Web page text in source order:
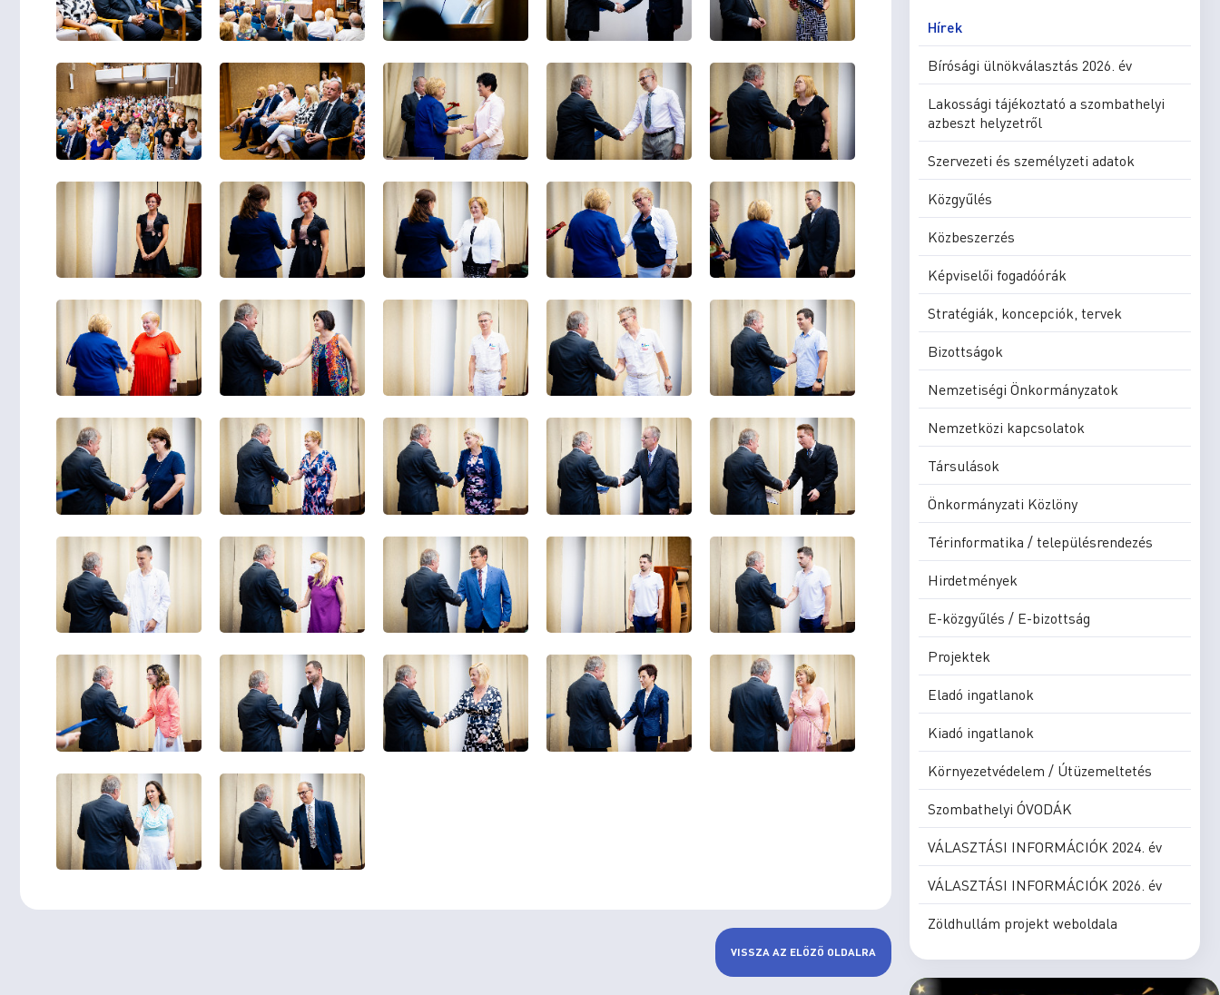
VISSZA AZ ELŐZŐ OLDALRA
Hírek
Bírósági ülnökválasztás 2026. év
Lakossági tájékoztató a szombathelyi
azbeszt helyzetről
Szervezeti és személyzeti adatok
Közgyűlés
Közbeszerzés
Képviselői fogadóórák
Stratégiák, koncepciók, tervek
Bizottságok
Nemzetiségi Önkormányzatok
Nemzetközi kapcsolatok
Társulások
Önkormányzati Közlöny
Térinformatika / településrendezés
Hirdetmények
E-közgyűlés / E-bizottság
Projektek
Eladó ingatlanok
Kiadó ingatlanok
Környezetvédelem / Útüzemeltetés
Szombathelyi ÓVODÁK
VÁLASZTÁSI INFORMÁCIÓK 2024. év
VÁLASZTÁSI INFORMÁCIÓK 2026. év
Zöldhullám projekt weboldala